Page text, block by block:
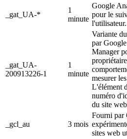
_gat_UA-*
1
minute
Google
pour le
l'utilisateur.
_gat_UA-
200913226-1
1
minute
Variante
par
Manager
mesurer
L'élément
numéro
du site
_gcl_au 3 mois
Fourni par
sites web